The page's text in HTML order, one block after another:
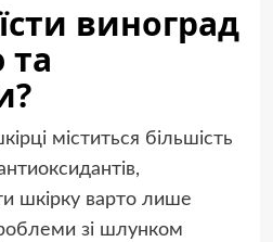
виноград
та
міститься більшість
шкірку варто лише
зі шлунком